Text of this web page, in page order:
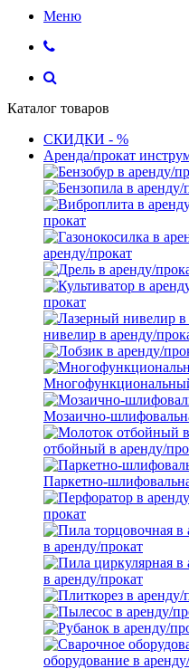
Меню
Каталог товаров
СКИДКИ - %
Аренда/прокат
прокат
аренду/прокат
прокат
нивелир в аренду/
Мозаично-
отбойный в аренду/
Паркетно-
прокат
в аренду/прокат
в аренду/прокат
оборудование в